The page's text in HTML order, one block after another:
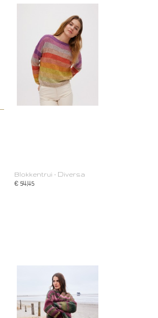
Blokkentrui - Diversa
€ 54,45